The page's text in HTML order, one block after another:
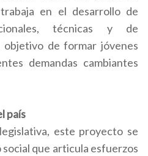
en el desarrollo de
técnicas y de
de formar jóvenes
demandas cambiantes
país
este proyecto se
que articula esfuerzos